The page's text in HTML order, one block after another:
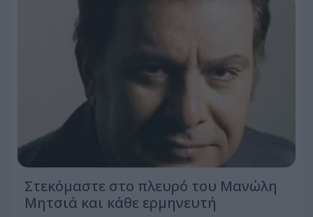
Στεκόμαστε στο πλευρό του Μανώλη
Μητσιά και κάθε ερμηνευτή